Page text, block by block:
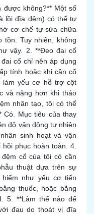
được không?** Một số
lồi đĩa đệm) có thể tự
cơ chế tự sửa chữa
Tuy nhiên, không
vậy. 2. **Đeo đai cổ
cổ chỉ nên áp dụng
tính hoặc khi cần cố
làm yếu cơ hỗ trợ cột
và nặng hơn khi tháo
nhân tạo, tôi có thể
Có. Mục tiêu của thay
độ vận động tự nhiên
sinh hoạt và vận
phục hoàn toàn. 4.
cổ của tôi có cần
thuật dựa trên sự
như yếu cơ tiến
thuốc, hoặc bằng
5. **Làm thế nào để
đau do thoát vị đĩa